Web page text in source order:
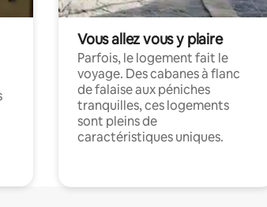
Vous allez vous y plaire
Parfois, le logement fait le
voyage. Des cabanes à flanc
de falaise aux péniches
tranquilles, ces logements
sont pleins de
caractéristiques uniques.